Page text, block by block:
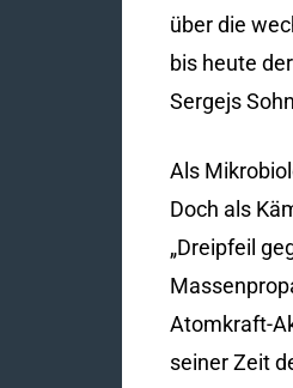
über die
bis heute
Sergejs
Als
Doch als
„Dreipfeil
Atomkraft-
seiner Zeit